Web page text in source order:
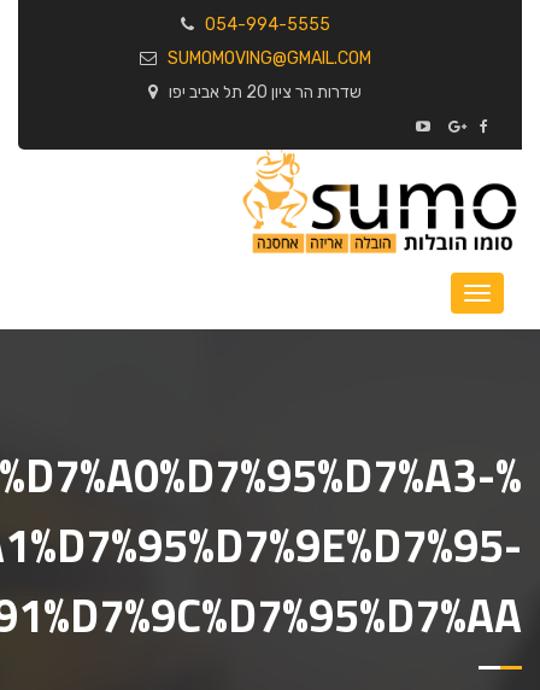
054-994-5555
SUMOMOVING@GMAIL.COM
שדרות הר ציון 20 תל אביב יפו